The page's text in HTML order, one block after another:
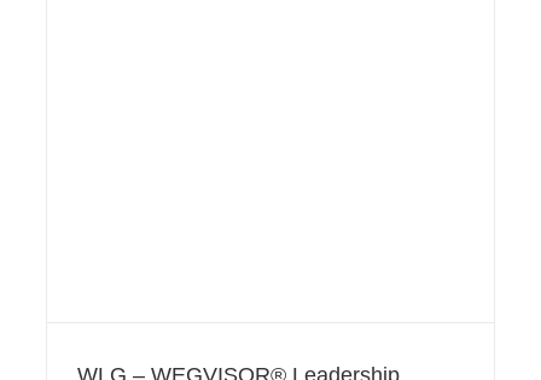
WLG – WEGVISOR® Leadership